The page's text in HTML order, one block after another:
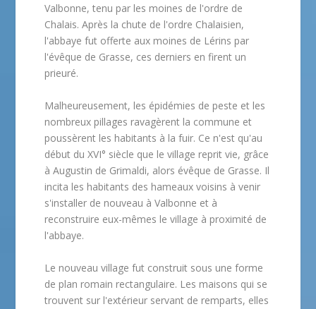
Valbonne, tenu par les moines de l'ordre de
Chalais. Après la chute de l'ordre Chalaisien,
l'abbaye fut offerte aux moines de Lérins par
l'évêque de Grasse, ces derniers en firent un
prieuré.
Malheureusement, les épidémies de peste et les
nombreux pillages ravagèrent la commune et
poussèrent les habitants à la fuir. Ce n'est qu'au
début du XVI° siècle que le village reprit vie, grâce
à Augustin de Grimaldi, alors évêque de Grasse. Il
incita les habitants des hameaux voisins à venir
s'installer de nouveau à Valbonne et à
reconstruire eux-mêmes le village à proximité de
l'abbaye.
Le nouveau village fut construit sous une forme
de plan romain rectangulaire. Les maisons qui se
trouvent sur l'extérieur servant de remparts, elles